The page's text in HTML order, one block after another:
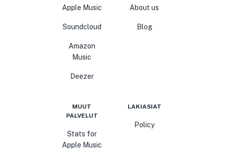
Apple Music
Soundcloud
Amazon
Music
Deezer
About us
Blog
MUUT
PALVELUT
Stats for
Apple Music
LAKIASIAT
Policy